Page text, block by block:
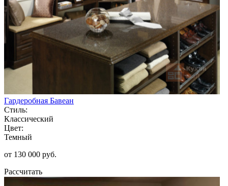
Гардеробная Бавеан
Стиль:
Классический
Цвет:
Темный
от 130 000 руб.
Рассчитать